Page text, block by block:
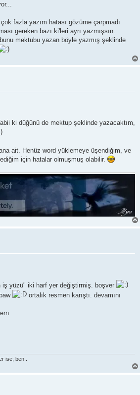
fazla yazım hatası gözüme çarpmadı
gereken bazı ki'leri ayrı yazmışsın.
mektubu yazan böyle yazmış şeklinde
ki düğünü de mektup şeklinde yazacaktım,
ait. Henüz word yüklemeye üşendiğim, ve
için hatalar olmuşmuş olabilir.
iş yüzü" iki harf yer değiştirmiş. boşver
ortalık resmen karıştı. devamını
ise; ben..